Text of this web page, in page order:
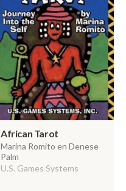
African Tarot
Marina Romito en Denese
Palm
U.S. Games Systems